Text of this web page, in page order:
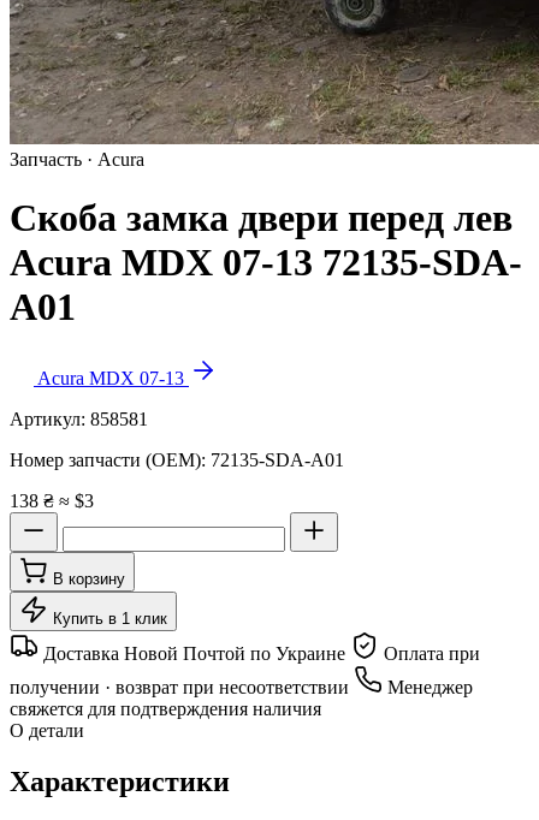
Запчасть · Acura
Скоба замка двери перед лев
Acura MDX 07-13 72135-SDA-
A01
Acura MDX 07-13
Артикул: 858581
Номер запчасти (OEM): 72135-SDA-A01
138 ₴ ≈ $3
В корзину
Купить в 1 клик
Доставка Новой Почтой по Украине
Оплата при
получении · возврат при несоответствии
Менеджер
свяжется для подтверждения наличия
О детали
Характеристики